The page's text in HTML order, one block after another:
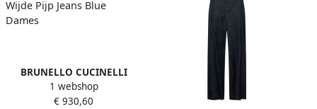
BRUNELLO CUCINELLI
Wijde Pijp Jeans Blue Dames
1 webshop
€ 930,60